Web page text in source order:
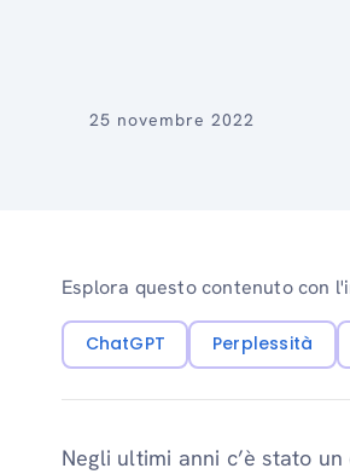
25 novembre 2022
Esplora questo contenuto con
ChatGPT Perplessità
Negli ultimi anni c’è stato